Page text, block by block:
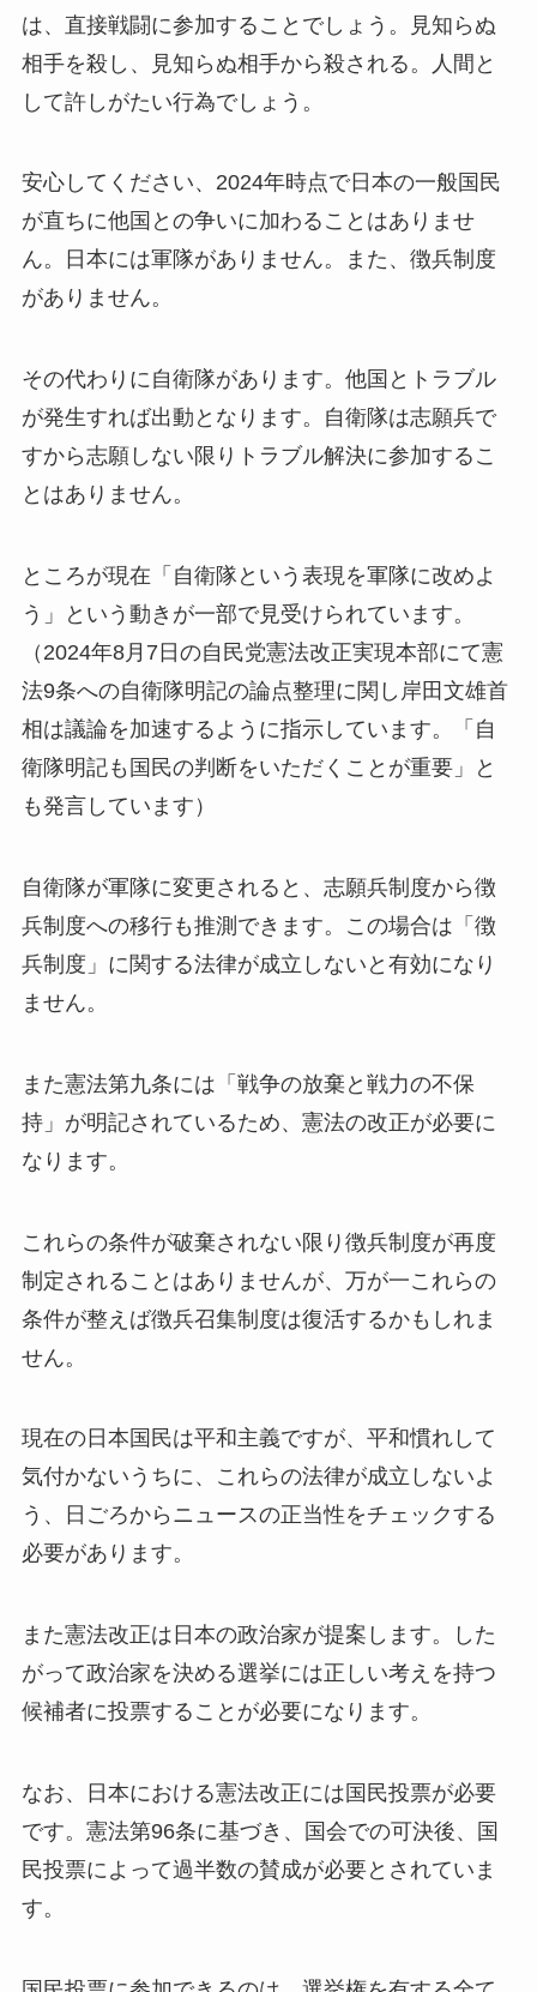
は、直接戦闘に参加することでしょう。見知らぬ
相手を殺し、見知らぬ相手から殺される。人間と
して許しがたい行為でしょう。
安心してください、2024年時点で日本の一般国民
が直ちに他国との争いに加わることはありませ
ん。日本には軍隊がありません。また、徴兵制度
がありません。
その代わりに自衛隊があります。他国とトラブル
が発生すれば出動となります。自衛隊は志願兵で
すから志願しない限りトラブル解決に参加するこ
とはありません。
ところが現在「自衛隊という表現を軍隊に改めよ
う」という動きが一部で見受けられています。
（2024年8月7日の自民党憲法改正実現本部にて憲
法9条への自衛隊明記の論点整理に関し岸田文雄首
相は議論を加速するように指示しています。「自
衛隊明記も国民の判断をいただくことが重要」と
も発言しています）
自衛隊が軍隊に変更されると、志願兵制度から徴
兵制度への移行も推測できます。この場合は「徴
兵制度」に関する法律が成立しないと有効になり
ません。
また憲法第九条には「戦争の放棄と戦力の不保
持」が明記されているため、憲法の改正が必要に
なります。
これらの条件が破棄されない限り徴兵制度が再度
制定されることはありませんが、万が一これらの
条件が整えば徴兵召集制度は復活するかもしれま
せん。
現在の日本国民は平和主義ですが、平和慣れして
気付かないうちに、これらの法律が成立しないよ
う、日ごろからニュースの正当性をチェックする
必要があります。
また憲法改正は日本の政治家が提案します。した
がって政治家を決める選挙には正しい考えを持つ
候補者に投票することが必要になります。
なお、日本における憲法改正には国民投票が必要
です。憲法第96条に基づき、国会での可決後、国
民投票によって過半数の賛成が必要とされていま
す。